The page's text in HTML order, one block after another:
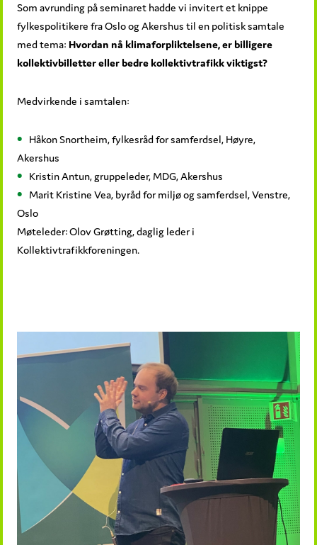
Som avrunding på seminaret hadde vi invitert et knippe
fylkespolitikere fra Oslo og Akershus til en politisk samtale
med tema: Hvordan nå klimaforpliktelsene, er billigere
kollektivbilletter eller bedre kollektivtrafikk viktigst?
Medvirkende i samtalen:
Håkon Snortheim, fylkesråd for samferdsel, Høyre,
Akershus
Kristin Antun, gruppeleder, MDG, Akershus
Marit Kristine Vea, byråd for miljø og samferdsel, Venstre,
Oslo
Møteleder: Olov Grøtting, daglig leder i
Kollektivtrafikkforeningen.